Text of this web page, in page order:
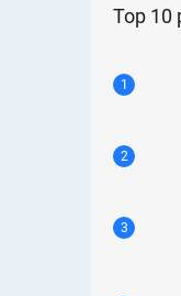
Top 10